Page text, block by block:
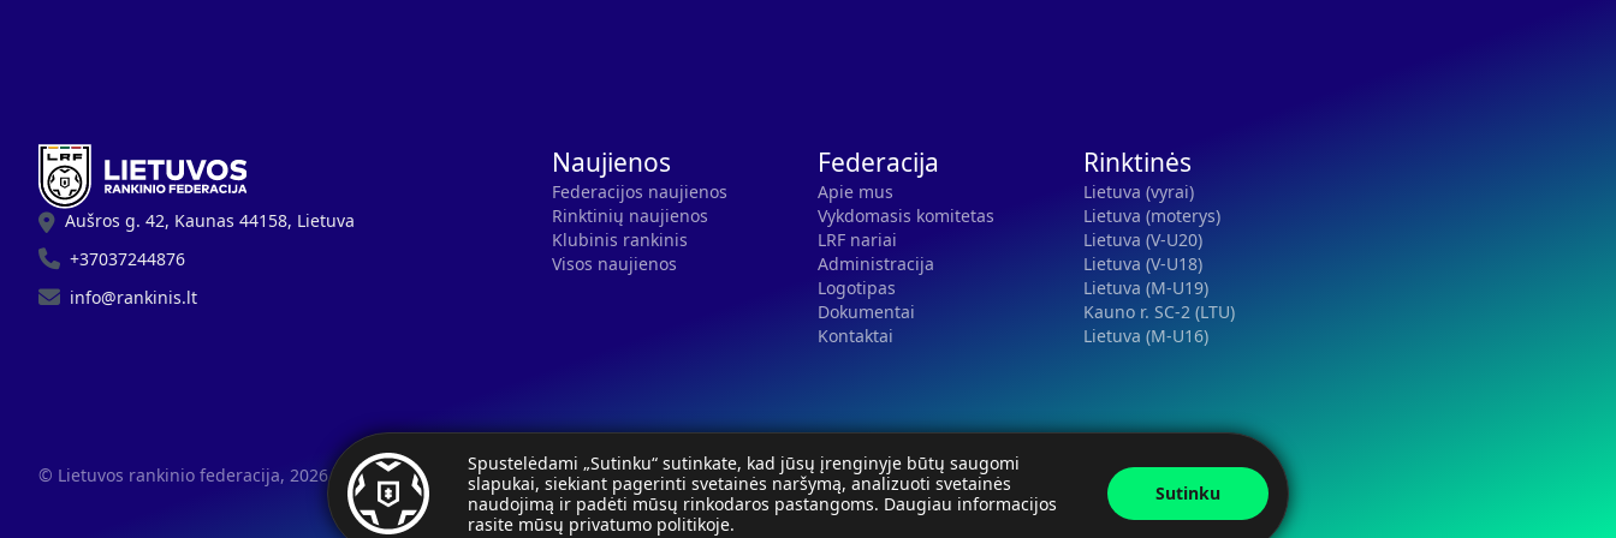
Spustelėdami „Sutinku“ sutinkate, kad jūsų įrenginyje būtų saugomi
slapukai, siekiant pagerinti svetainės naršymą, analizuoti svetainės
naudojimą ir padėti mūsų rinkodaros pastangoms. Daugiau informacijos
rasite mūsų privatumo politikoje.
Sutinku
Aušros g. 42, Kaunas 44158, Lietuva
+37037244876
info@rankinis.lt
Naujienos
Federacijos naujienos
Rinktinių naujienos
Klubinis rankinis
Visos naujienos
Federacija
Apie mus
Vykdomasis komitetas
LRF nariai
Administracija
Logotipas
Dokumentai
Kontaktai
Rinktinės
Lietuva (vyrai)
Lietuva (moterys)
Lietuva (V-U20)
Lietuva (V-U18)
Lietuva (M-U19)
Kauno r. SC-2 (LTU)
Lietuva (M-U16)
© Lietuvos rankinio federacija, 2026.